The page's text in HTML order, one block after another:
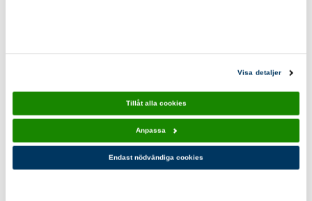
Visa detaljer
Tillåt alla cookies
Anpassa
Endast nödvändiga cookies